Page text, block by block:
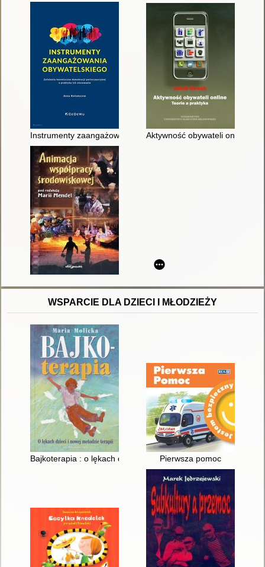
Instrumenty zaangażowania obywatelskiego : założenia
Aktywność obywateli online :
WSPARCIE DLA DZIECI I MŁODZIEŻY
Bajkoterapia : o lękach dzieci i nowej metodzie terapii
Pierwsza pomoc